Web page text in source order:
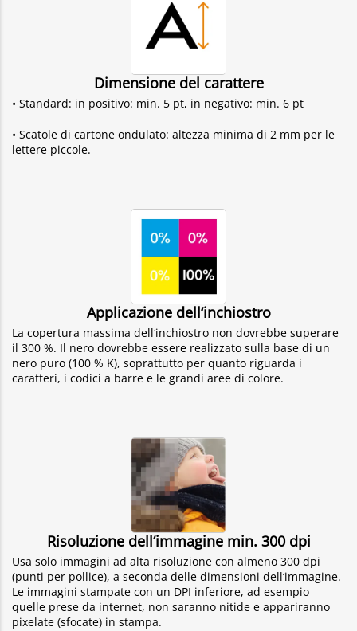
Dimensione del carattere
• Standard: in positivo: min. 5 pt, in negativo: min. 6 pt
• Scatole di cartone ondulato: altezza minima di 2 mm per le
lettere piccole.
Applicazione dell‘inchiostro
La copertura massima dell‘inchiostro non dovrebbe superare
il 300 %. Il nero dovrebbe essere realizzato sulla base di un
nero puro (100 % K), soprattutto per quanto riguarda i
caratteri, i codici a barre e le grandi aree di colore.
Risoluzione dell‘immagine min. 300 dpi
Usa solo immagini ad alta risoluzione con almeno 300 dpi
(punti per pollice), a seconda delle dimensioni dell‘immagine.
Le immagini stampate con un DPI inferiore, ad esempio
quelle prese da internet, non saranno nitide e appariranno
pixelate (sfocate) in stampa.